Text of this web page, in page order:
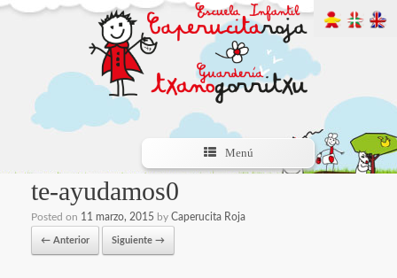
Menú
te-ayudamos0
Posted on 11 marzo, 2015 by Caperucita Roja
← Anterior Siguiente →